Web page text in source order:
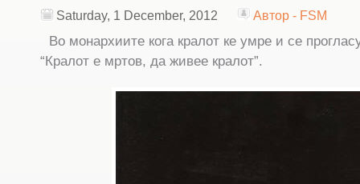
Saturday, 1 December, 2012 Автор - FSM
Во монархиите кога кралот ке умре и се
“Кралот е мртов, да живее кралот”.